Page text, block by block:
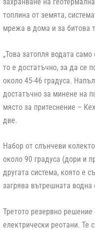
топлина от земята,
мрежа в дома и за битова
„Това затопля водата
то е достатъчно, за да се
около 45-46 градуса.
достатъчно за минене на
място за притеснение –
две.
Набор от слънчеви
около 90 градуса (дори и
другата система, която е
загрява вътрешната водна
Третото резервно решение
електрически реотани. Те